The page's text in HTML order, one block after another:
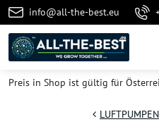
info@all-the-best.eu
Preis in Shop ist gültig für